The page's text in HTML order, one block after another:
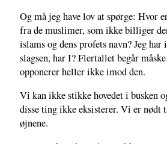
Og må jeg have lov at spørge: Hvor
fra de muslimer, som ikke billiger
islams og dens profets navn? Jeg har
slagsen, har I? Flertallet begår
opponerer heller ikke imod den.
Vi kan ikke stikke hovedet i busken
disse ting ikke eksisterer. Vi er nødt
øjnene.